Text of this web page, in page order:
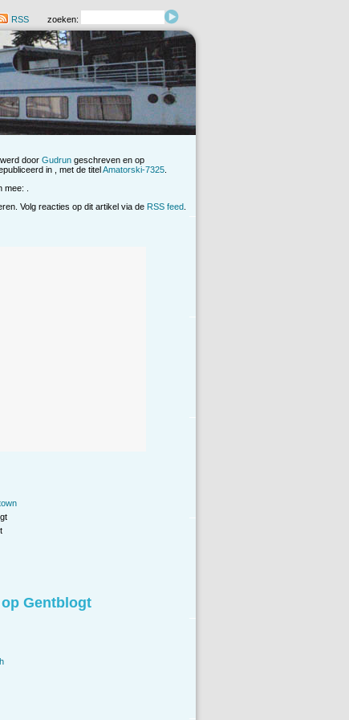
RSS zoeken:
werd door Gudrun geschreven en op
in , met de titel Amatorski-7325
.
Volg reacties op dit artikel via de RSS feed.
Gentblogt